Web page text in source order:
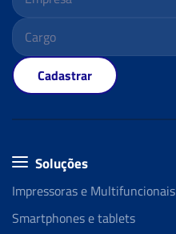
Cadastrar
Soluções
Impressoras e Multifuncionais
Smartphones e tablets